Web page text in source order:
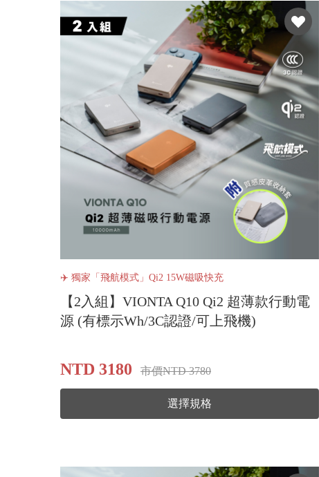
✈️ 獨家「飛航模式」Qi2 15W磁吸快充
【2入組】VIONTA Q10 Qi2 超薄款行動電
源 (有標示Wh/3C認證/可上飛機)
NTD 3180 市價NTD 3780
選擇規格